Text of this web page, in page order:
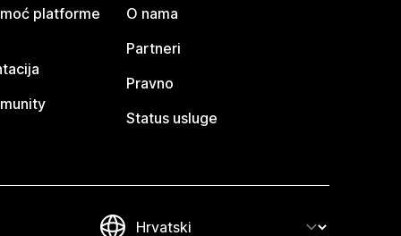
platforme
O nama
Partneri
Pravno
Status usluge